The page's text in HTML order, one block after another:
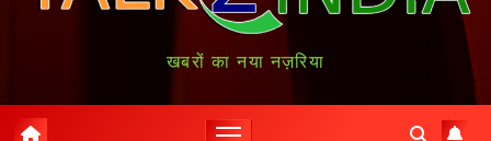
खबरों का नया नज़रिया